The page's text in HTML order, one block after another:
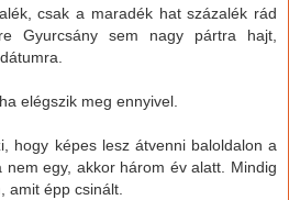
csak a maradék hat százalék rád
Gyurcsány sem nagy pártra hajt,
elégszik meg ennyivel.
hogy képes lesz átvenni baloldalon a
nem egy, akkor három év alatt. Mindig
amit épp csinált.